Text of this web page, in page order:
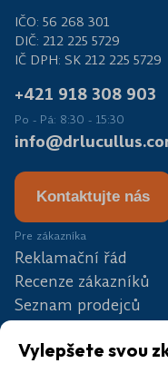
IČO: 56 268 301
DIČ: 212 225 5729
IČ DPH: SK 212 225 5729
+421 918 308 903
Po - Pá: 8:30 - 15:30
Kontaktujte nás
Pre zákazníka
Reklamační řád
Recenze zákazníků
Seznam prodejců
Soutěž
Vylepšete svou